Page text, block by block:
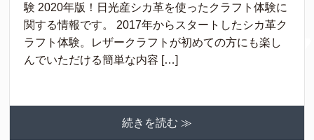
験 2020年版！日光産シカ革を使ったクラフト体験に
関する情報です。 2017年からスタートしたシカ革ク
ラフト体験。レザークラフトが初めての方にも楽し
んでいただける簡単な内容 […]
続きを読む ≫